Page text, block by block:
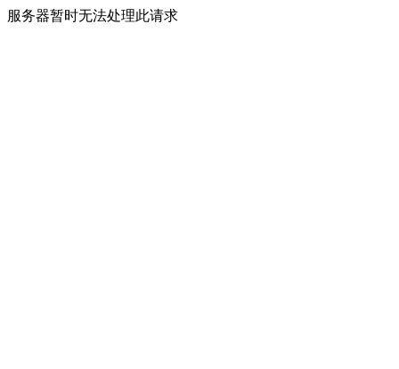
服务器暂时无法处理此请求